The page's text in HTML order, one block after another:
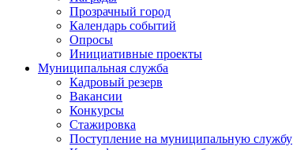
Прозрачный город
Календарь событий
Опросы
Инициативные проекты
Муниципальная служба
Кадровый резерв
Вакансии
Конкурсы
Стажировка
Поступление на муниципальную службу